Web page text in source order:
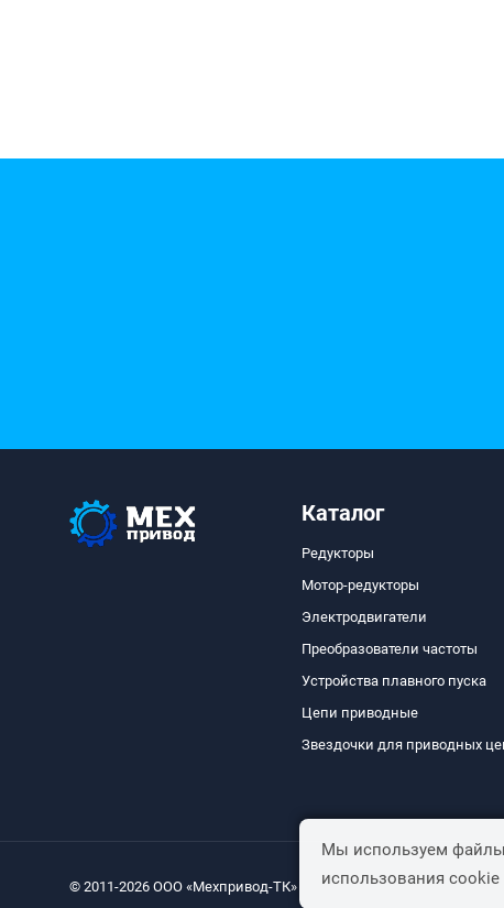
Каталог
Редукторы
Мотор-редукторы
Электродвигатели
Преобразователи частоты
Устройства плавного пуска
Цепи приводные
Звездочки для приводных
© 2011-2026 ООО «Мехпривод-ТК»
Мы используем файлы
использования cookie